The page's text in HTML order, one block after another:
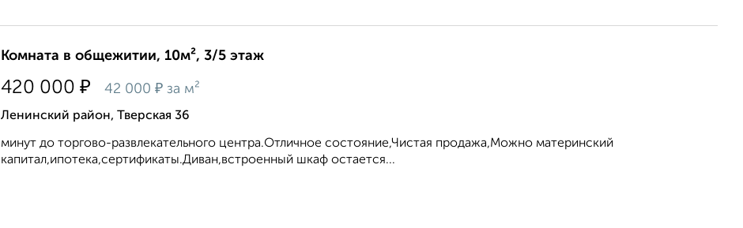
Комната в общежитии, 10м², 3/5 этаж
420 000 ₽ 42 000 ₽ за м²
Ленинский район, Тверская 36
минут до торгово-развлекательного центра.Отличное состояние,Чистая продажа,Можно материнский
капитал,ипотека,сертификаты.Диван,встроенный шкаф остается...